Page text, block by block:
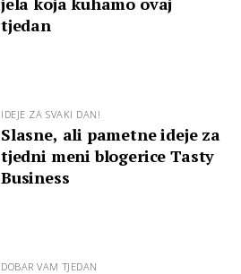
tjedan
IDEJE ZA SVAKI DAN!
Slasne, ali pametne ideje za
tjedni meni blogerice Tasty
Business
DOBAR VAM TJEDAN